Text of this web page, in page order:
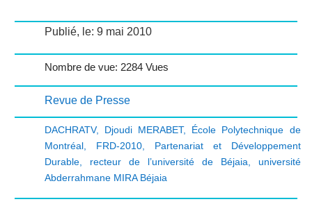
Publié, le: 9 mai 2010
Nombre de vue: 2284 Vues
Revue de Presse
DACHRATV, Djoudi MERABET, École Polytechnique de
Montréal, FRD-2010, Partenariat et Développement
Durable, recteur de l’université de Béjaia
université
Abderrahmane MIRA Béjaia